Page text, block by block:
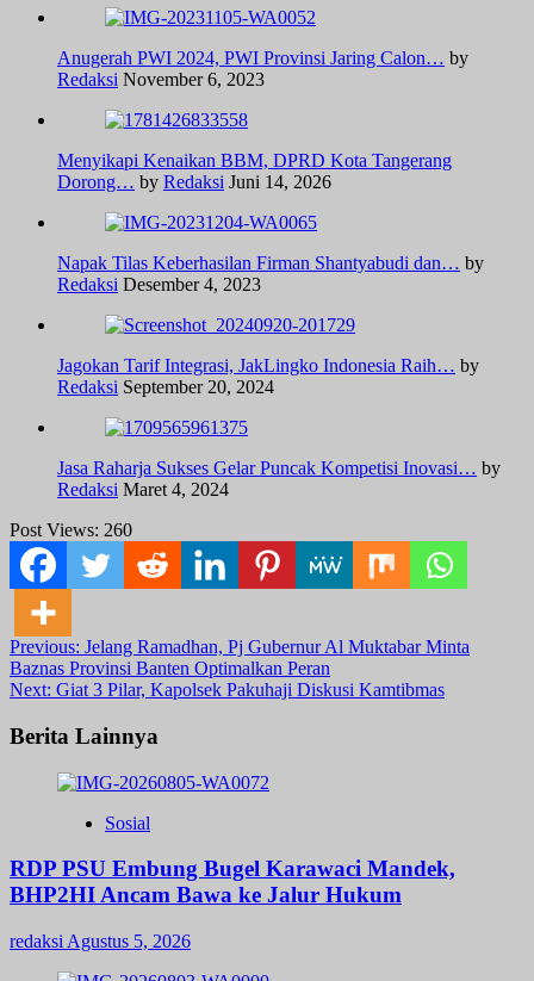
Anugerah PWI 2024, PWI Provinsi Jaring Calon… by
Redaksi November 6, 2023
Menyikapi Kenaikan BBM, DPRD Kota Tangerang
Dorong… by Redaksi Juni 14, 2026
Napak Tilas Keberhasilan Firman Shantyabudi dan… by
Redaksi Desember 4, 2023
Jagokan Tarif Integrasi, JakLingko Indonesia Raih… by
Redaksi September 20, 2024
Jasa Raharja Sukses Gelar Puncak Kompetisi Inovasi… by
Redaksi Maret 4, 2024
Post Views: 260
Post
navigation
Previous: Jelang Ramadhan, Pj Gubernur Al Muktabar Minta
Baznas Provinsi Banten Optimalkan Peran
Next: Giat 3 Pilar, Kapolsek Pakuhaji Diskusi Kamtibmas
Berita Lainnya
Sosial
RDP PSU Embung Bugel Karawaci Mandek,
BHP2HI Ancam Bawa ke Jalur Hukum
redaksi Agustus 5, 2026